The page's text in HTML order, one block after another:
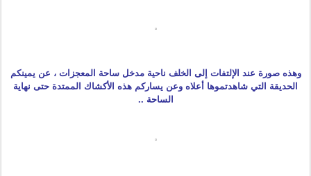
وهذه صورة عند الإلتفات إلى الخلف ناحية مدخل ساحة المعجزات ، عن يمينكم
الحديقة التي شاهدتموها أعلاه وعن يساركم هذه الأكشاك الممتدة حتى نهاية
الساحة ..